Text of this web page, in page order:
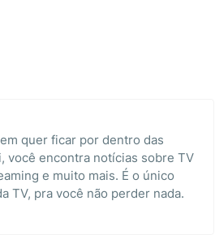
quer ficar por dentro das
você encontra notícias sobre TV
e muito mais. É o único
TV, pra você não perder nada.